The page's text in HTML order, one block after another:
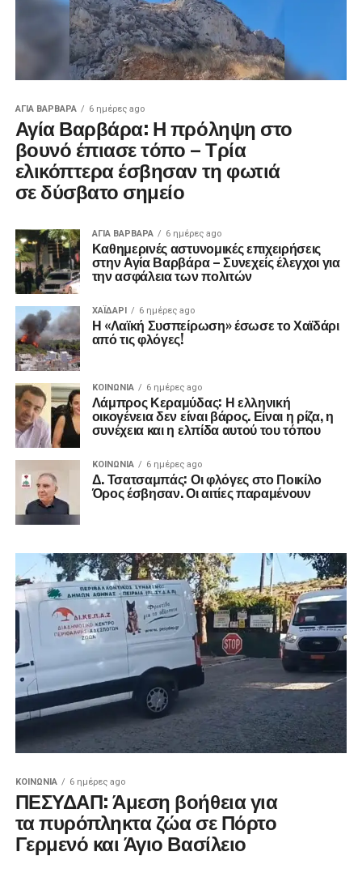
ΑΓΙΑ ΒΑΡΒΑΡΑ 6 ημέρες ago
Αγία Βαρβάρα: Η πρόληψη στο
βουνό έπιασε τόπο – Τρία
ελικόπτερα έσβησαν τη φωτιά
σε δύσβατο σημείο
ΑΓΙΑ ΒΑΡΒΑΡΑ 6 ημέρες ago
Καθημερινές αστυνομικές επιχειρήσεις
στην Αγία Βαρβάρα – Συνεχείς έλεγχοι για
την ασφάλεια των πολιτών
ΧΑΪΔΑΡΙ 6 ημέρες ago
Η «Λαϊκή Συσπείρωση» έσωσε το Χαϊδάρι
από τις φλόγες!
ΚΟΙΝΩΝΊΑ 6 ημέρες ago
Λάμπρος Κεραμύδας: Η ελληνική
οικογένεια δεν είναι βάρος. Είναι η ρίζα, η
συνέχεια και η ελπίδα αυτού του τόπου
ΚΟΙΝΩΝΊΑ 6 ημέρες ago
Δ. Τσατσαμπάς: Οι φλόγες στο Ποικίλο
Όρος έσβησαν. Οι αιτίες παραμένουν
ΚΟΙΝΩΝΊΑ 6 ημέρες ago
ΠΕΣΥΔΑΠ: Άμεση βοήθεια για
τα πυρόπληκτα ζώα σε Πόρτο
Γερμενό και Άγιο Βασίλειο